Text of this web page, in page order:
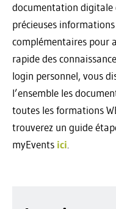
documentation digitale
précieuses
complémentaires pour
rapide des
login personnel, vous
l’ensemble les
toutes les formations
trouverez un guide
myEvents ici